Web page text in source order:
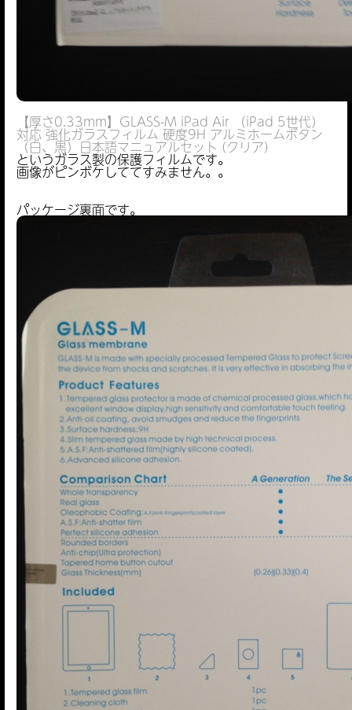
【厚さ0.33mm】GLASS-M iPad Air （iPad 5世代）
対応 強化ガラスフィルム 硬度9H アルミホームボタン
（白、黒）日本語マニュアルセット (クリア)
というガラス製の保護フィルムです。
画像がピンボケしててすみません。。
パッケージ裏面です。